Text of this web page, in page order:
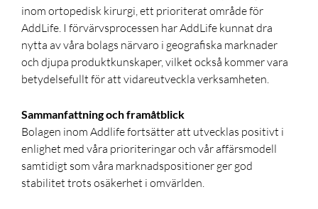
inom ortopedisk kirurgi, ett prioriterat område för
AddLife. I förvärvsprocessen har AddLife kunnat dra
nytta av våra bolags närvaro i geografiska marknader
och djupa produktkunskaper, vilket också kommer vara
betydelsefullt för att vidareutveckla verksamheten.
Sammanfattning och framåtblick
Bolagen inom Addlife fortsätter att utvecklas positivt i
enlighet med våra prioriteringar och vår affärsmodell
samtidigt som våra marknadspositioner ger god
stabilitet trots osäkerhet i omvärlden.